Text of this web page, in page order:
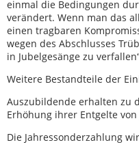
einmal die Bedingungen
verändert. Wenn man das
einen tragbaren
wegen des Abschlusses
in Jubelgesänge zu
Weitere Bestandteile der
Auszubildende erhalten zu
Erhöhung ihrer Entgelte von
Die Jahressonderzahlung